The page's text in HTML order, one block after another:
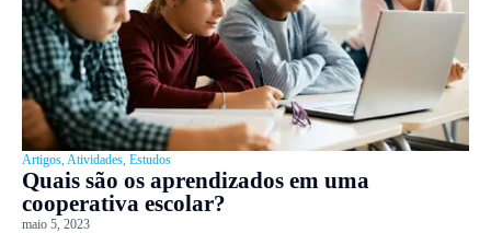
Artigos Atividades Estudos
Quais são os aprendizados em uma
cooperativa escolar?
maio 5, 2023